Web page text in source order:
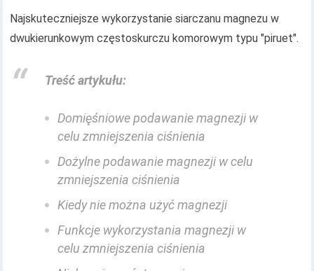
Najskuteczniejsze wykorzystanie siarczanu magnezu w
dwukierunkowym częstoskurczu komorowym typu "piruet".
Treść artykułu:
Domięśniowe podawanie magnezji w
celu zmniejszenia ciśnienia
Dożylne podawanie magnezji w celu
zmniejszenia ciśnienia
Kiedy nie można użyć magnezji
Funkcje wykorzystania magnezji w
celu zmniejszenia ciśnienia